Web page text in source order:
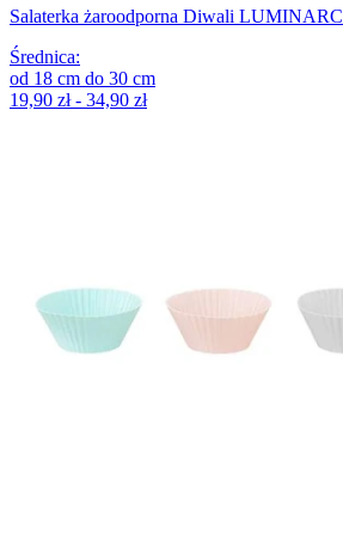
Salaterka żaroodporna Diwali LUMINARC
Średnica:
od 18 cm do 30 cm
19,90 zł - 34,90 zł